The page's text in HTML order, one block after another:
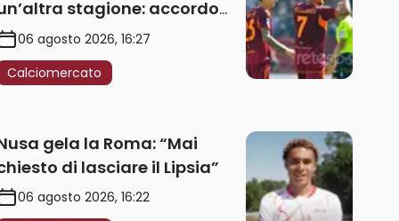
stagione: accordo
rinnovo annuale
06 agosto 2026, 16:27
Calciomercato
gela la Roma: “Mai
di lasciare il Lipsia”
06 agosto 2026, 16:22